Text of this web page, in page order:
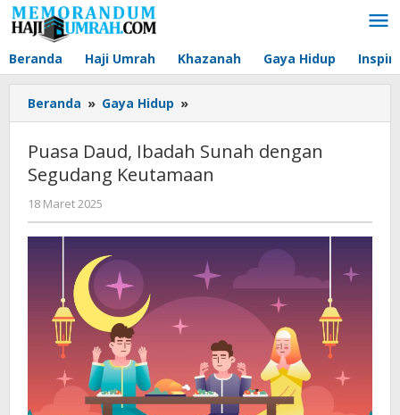
Lewati
ke
Beranda Haji Umrah Khazanah Gaya Hidup
Beranda » Gaya Hidup »
Daud,
Sunah
dengan
Puasa Daud, Ibadah Sunah dengan
Segudang Keutamaan
18 Maret 2025
Muhammad
Abiel
Mahasin